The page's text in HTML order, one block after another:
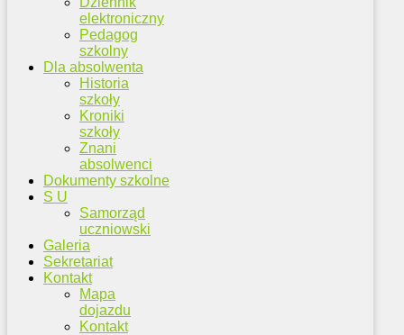
elektroniczny
Pedagog
szkolny
Dla absolwenta
Historia
szkoły
Kroniki
szkoły
Znani
absolwenci
Dokumenty szkolne
S U
Samorząd
uczniowski
Galeria
Sekretariat
Kontakt
Mapa
dojazdu
Kontakt